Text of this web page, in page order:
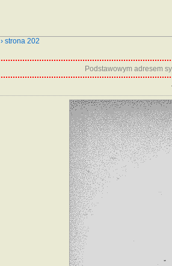
› strona 202
Podstawowym adresem